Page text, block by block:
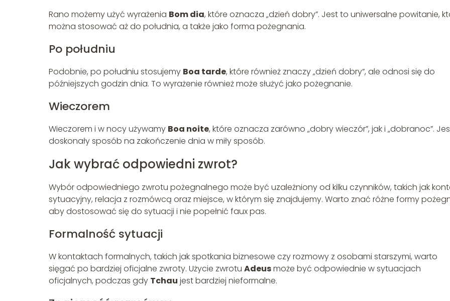
Rano możemy użyć wyrażenia Bom dia, które oznacza „dzień dobry”. Jest to uniwersalne powitanie,
można stosować aż do południa, a także jako forma pożegnania.
Po południu
Podobnie, po południu stosujemy Boa tarde, które również znaczy „dzień dobry”, ale odnosi się do
późniejszych godzin dnia. To wyrażenie również może służyć jako pożegnanie.
Wieczorem
Wieczorem i w nocy używamy Boa noite, które oznacza zarówno „dobry wieczór”, jak i „dobranoc”.
doskonały sposób na zakończenie dnia w miły sposób.
Jak wybrać odpowiedni zwrot?
Wybór odpowiedniego zwrotu pożegnalnego może być uzależniony od kilku czynników, takich jak
sytuacyjny, relacja z rozmówcą oraz miejsce, w którym się znajdujemy. Warto znać różne formy
aby dostosować się do sytuacji i nie popełnić faux pas.
Formalność sytuacji
W kontaktach formalnych, takich jak spotkania biznesowe czy rozmowy z osobami starszymi, warto
sięgać po bardziej oficjalne zwroty. Użycie zwrotu Adeusmoże być odpowiednie w sytuacjach
oficjalnych, podczas gdy Tchau jest bardziej nieformalne.